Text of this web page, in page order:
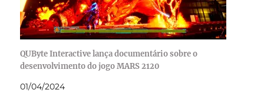
QUByte Interactive lança documentário sobre o
desenvolvimento do jogo MARS 2120
01/04/2024